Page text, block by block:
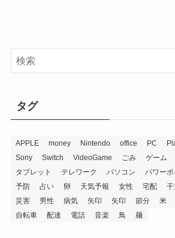
タグ
APPLE money Nintendo office PC
Sony
Switch VideoGame ごみ ゲーム
タブレット
テレワーク パソコン パワーポ
予防
占い 卵 天気予報 女性 宅配 干
災害
男性 病気 矢印 矢印 節分 米
自転車
配達 電話 音楽 鳥 麺